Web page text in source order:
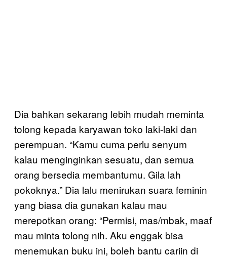
Dia bahkan sekarang lebih mudah meminta
tolong kepada karyawan toko laki-laki dan
perempuan. “Kamu cuma perlu senyum
kalau menginginkan sesuatu, dan semua
orang bersedia membantumu. Gila lah
pokoknya.” Dia lalu menirukan suara feminin
yang biasa dia gunakan kalau mau
merepotkan orang: “Permisi, mas/mbak, maaf
mau minta tolong nih. Aku enggak bisa
menemukan buku ini, boleh bantu cariin di